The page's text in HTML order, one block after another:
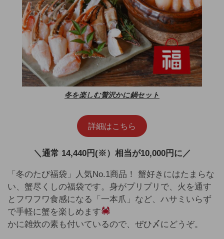
冬を楽しむ贅沢かに鍋セット
詳細はこちら
＼通常 14,440円(※）相当が10,000円に／
「冬のたび福袋」人気No.1商品！ 蟹好きにはたまらな
い、蟹尽くしの福袋です。身がプリプリで、火を通す
とフワフワ食感になる「一本爪」など、ハサミいらず
で手軽に蟹を楽しめます
かに雑炊の素も付いているので、ぜひ〆にどうぞ。